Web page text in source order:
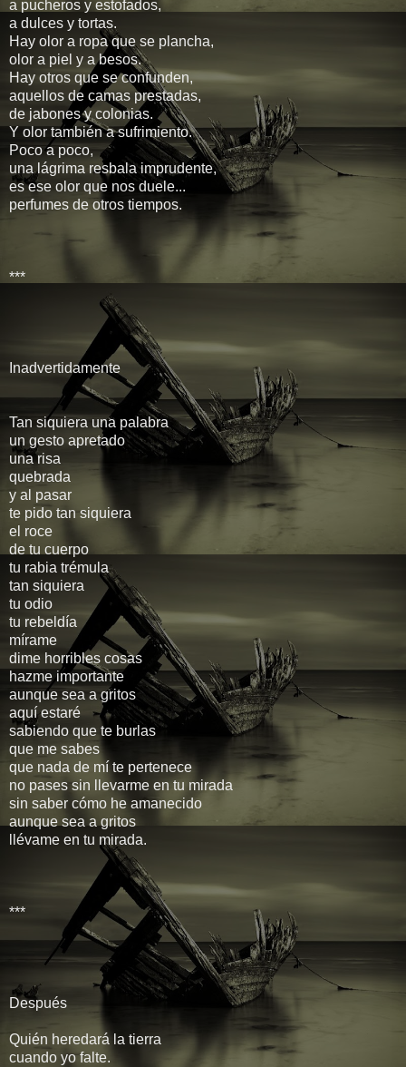
a pucheros y estofados,
a dulces y tortas.
Hay olor a ropa que se plancha,
olor a piel y a besos.
Hay otros que se confunden,
aquellos de camas prestadas,
de jabones y colonias.
Y olor también a sufrimiento.
Poco a poco,
una lágrima resbala imprudente,
es ese olor que nos duele...
perfumes de otros tiempos.
***
Inadvertidamente
Tan siquiera una palabra
un gesto apretado
una risa
quebrada
y al pasar
te pido tan siquiera
el roce
de tu cuerpo
tu rabia trémula
tan siquiera
tu odio
tu rebeldía
mírame
dime horribles cosas
hazme importante
aunque sea a gritos
aquí estaré
sabiendo que te burlas
que me sabes
que nada de mí te pertenece
no pases sin llevarme en tu mirada
sin saber cómo he amanecido
aunque sea a gritos
llévame en tu mirada.
***
Después
Quién heredará la tierra
cuando yo falte.